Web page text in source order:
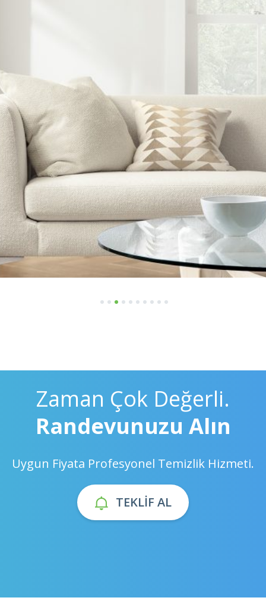
1 2 3 4 5 6 7 8 9 10
Zaman Çok Değerli.
Randevunuzu Alın
Uygun Fiyata Profesyonel Temizlik Hizmeti.
TEKLIF AL